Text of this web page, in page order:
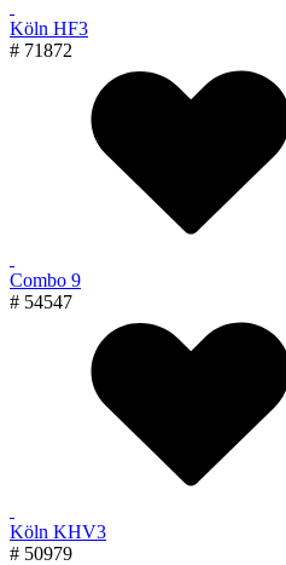
Köln HF3
# 71872
Combo 9
# 54547
Köln KHV3
# 50979